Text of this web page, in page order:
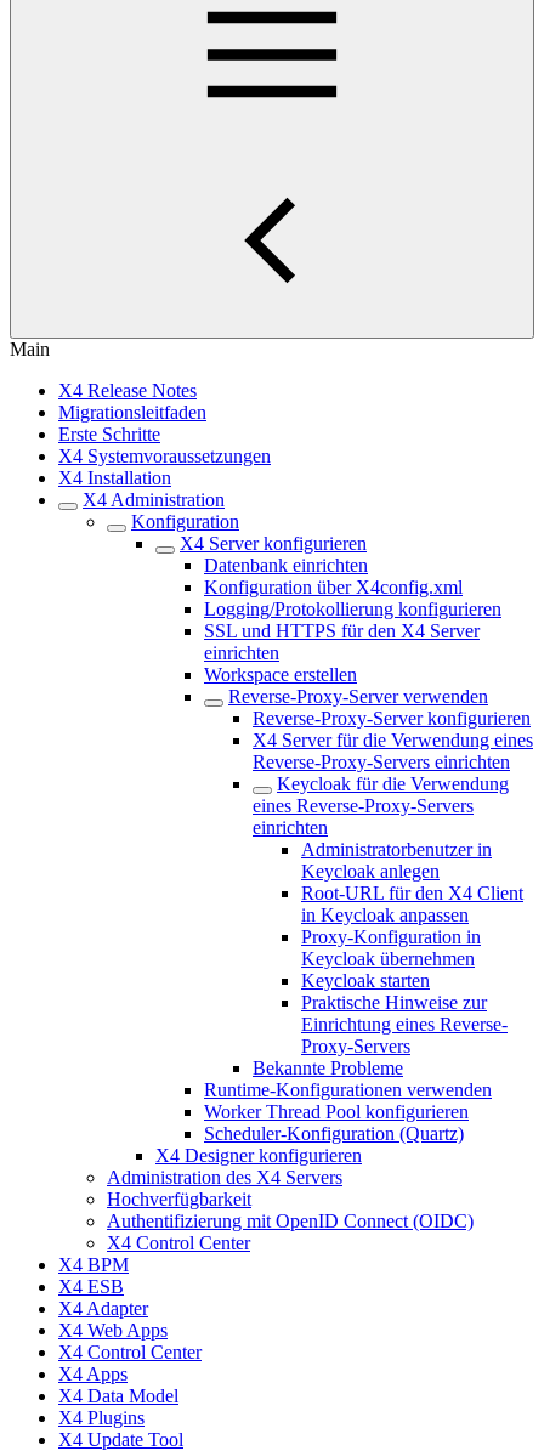
Main
X4 Release Notes
Migrationsleitfaden
Erste Schritte
X4 Systemvoraussetzungen
X4 Installation
X4 Administration
Konfiguration
X4 Server konfigurieren
Datenbank einrichten
Konfiguration über X4config.xml
Logging/Protokollierung konfigurieren
SSL und HTTPS für den X4 Server
einrichten
Workspace erstellen
Reverse-Proxy-Server verwenden
Reverse-Proxy-Server konfigurieren
X4 Server für die Verwendung eines
Reverse-Proxy-Servers einrichten
Keycloak für die Verwendung
eines Reverse-Proxy-Servers
einrichten
Administratorbenutzer in
Keycloak anlegen
Root-URL für den X4 Client
in Keycloak anpassen
Proxy-Konfiguration in
Keycloak übernehmen
Keycloak starten
Praktische Hinweise zur
Einrichtung eines Reverse-
Proxy-Servers
Bekannte Probleme
Runtime-Konfigurationen verwenden
Worker Thread Pool konfigurieren
Scheduler-Konfiguration (Quartz)
X4 Designer konfigurieren
Administration des X4 Servers
Hochverfügbarkeit
Authentifizierung mit OpenID Connect (OIDC)
X4 Control Center
X4 BPM
X4 ESB
X4 Adapter
X4 Web Apps
X4 Control Center
X4 Apps
X4 Data Model
X4 Plugins
X4 Update Tool